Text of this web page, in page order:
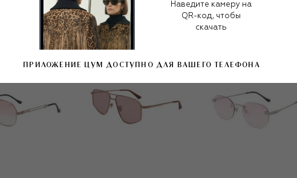
Наведите камеру на
QR-код, чтобы
скачать
ПРИЛОЖЕНИЕ ЦУМ ДОСТУПНО ДЛЯ ВАШЕГО ТЕЛЕФОНА